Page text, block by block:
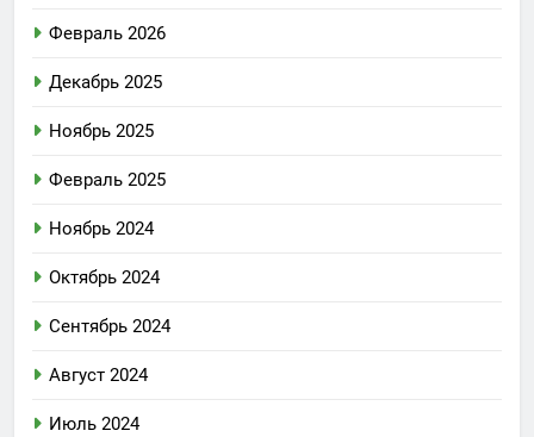
Февраль 2026
Декабрь 2025
Ноябрь 2025
Февраль 2025
Ноябрь 2024
Октябрь 2024
Сентябрь 2024
Август 2024
Июль 2024